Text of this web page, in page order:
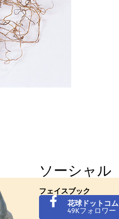
ソーシャル
フェイスブック
花球ドットコム
49Kフォロワー